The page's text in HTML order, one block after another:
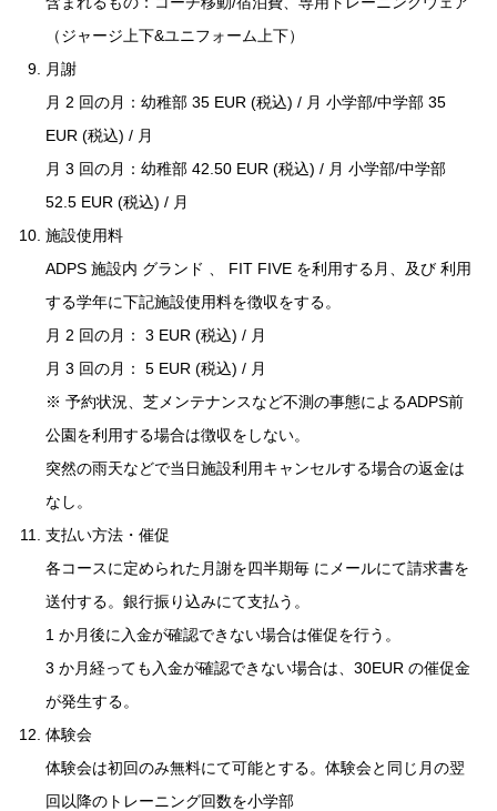
（ジャージ上下&ユニフォーム上下）
月謝
月 2 回の月：幼稚部 35 EUR (税込) / 月 小学部/中学部 35
EUR (税込) / 月
月 3 回の月：幼稚部 42.50 EUR (税込) / 月 小学部/中学部
52.5 EUR (税込) / 月
施設使用料
ADPS 施設内 グランド 、 FIT FIVE を利用する月、及び 利用
する学年に下記施設使用料を徴収をする。
月 2 回の月： 3 EUR (税込) / 月
月 3 回の月： 5 EUR (税込) / 月
※ 予約状況、芝メンテナンスなど不測の事態によるADPS前
公園を利用する場合は徴収をしない。
突然の雨天などで当日施設利用キャンセルする場合の返金は
なし。
支払い方法・催促
各コースに定められた月謝を四半期毎 にメールにて請求書を
送付する。銀行振り込みにて支払う。
1 か月後に入金が確認できない場合は催促を行う。
3 か月経っても入金が確認できない場合は、30EUR の催促金
が発生する。
体験会
体験会は初回のみ無料にて可能とする。体験会と同じ月の翌
回以降のトレーニング回数を小学部